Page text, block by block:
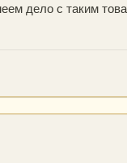
дело с таким